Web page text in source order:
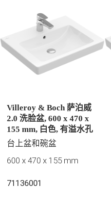
Villeroy & Boch 萨泊威
2.0 洗脸盆, 600 x 470 x
155 mm, 白色, 有溢水孔
台上盆和碗盆
600 x 470 x 155 mm
71136001